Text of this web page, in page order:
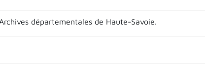
départementales de Haute-Savoie.